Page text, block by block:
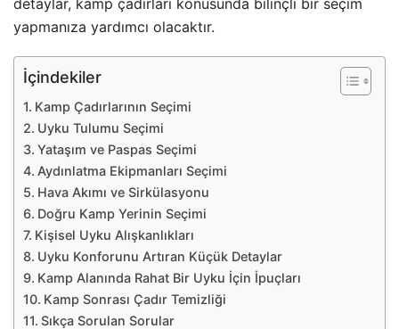
yapmanıza yardımcı olacaktır.
İçindekiler
Kamp Çadırlarının Seçimi
Uyku Tulumu Seçimi
Yataşım ve Paspas Seçimi
Aydınlatma Ekipmanları Seçimi
Hava Akımı ve Sirkülasyonu
Doğru Kamp Yerinin Seçimi
Kişisel Uyku Alışkanlıkları
Uyku Konforunu Artıran Küçük Detaylar
Kamp Alanında Rahat Bir Uyku İçin İpuçları
Kamp Sonrası Çadır Temizliği
Sıkça Sorulan Sorular